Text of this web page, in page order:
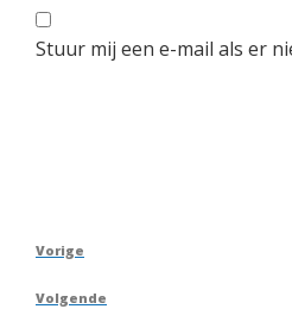
Stuur mij een e-mail als er
Berichtnavigatie
Vorig
Vorige
Volgend
Volgende